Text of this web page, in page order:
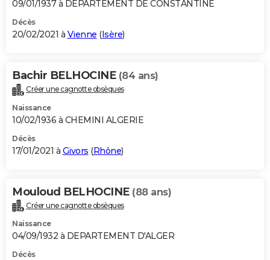
09/01/1937 à DEPARTEMENT DE CONSTANTINE
Décès
20/02/2021 à Vienne (Isère)
Bachir BELHOCINE (84 ans)
Créer une cagnotte obsèques
Naissance
10/02/1936 à CHEMINI ALGERIE
Décès
17/01/2021 à Givors (Rhône)
Mouloud BELHOCINE (88 ans)
Créer une cagnotte obsèques
Naissance
04/09/1932 à DEPARTEMENT D'ALGER
Décès